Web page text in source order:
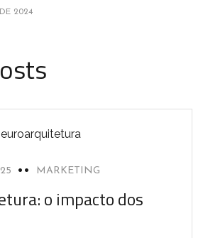
2024
MARKETING
o impacto dos